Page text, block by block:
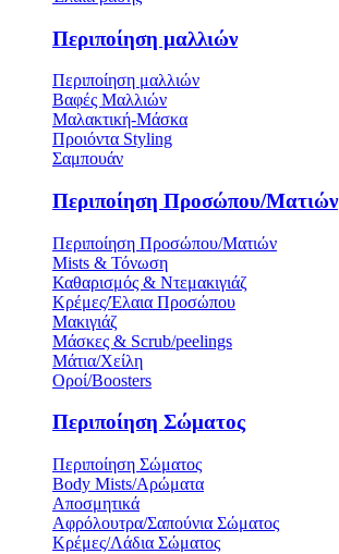
Περιποίηση μαλλιών
Περιποίηση μαλλιών
Βαφές Μαλλιών
Μαλακτική-Μάσκα
Προιόντα Styling
Σαμπουάν
Περιποίηση Προσώπου/Ματιών
Περιποίηση Προσώπου/Ματιών
Mists & Τόνωση
Καθαρισμός & Ντεμακιγιάζ
Κρέμες/Έλαια Προσώπου
Μακιγιάζ
Μάσκες & Scrub/peelings
Μάτια/Χείλη
Οροί/Boosters
Περιποίηση Σώματος
Περιποίηση Σώματος
Body Mists/Αρώματα
Αποσμητικά
Αφρόλουτρα/Σαπούνια Σώματος
Κρέμες/Λάδια Σώματος